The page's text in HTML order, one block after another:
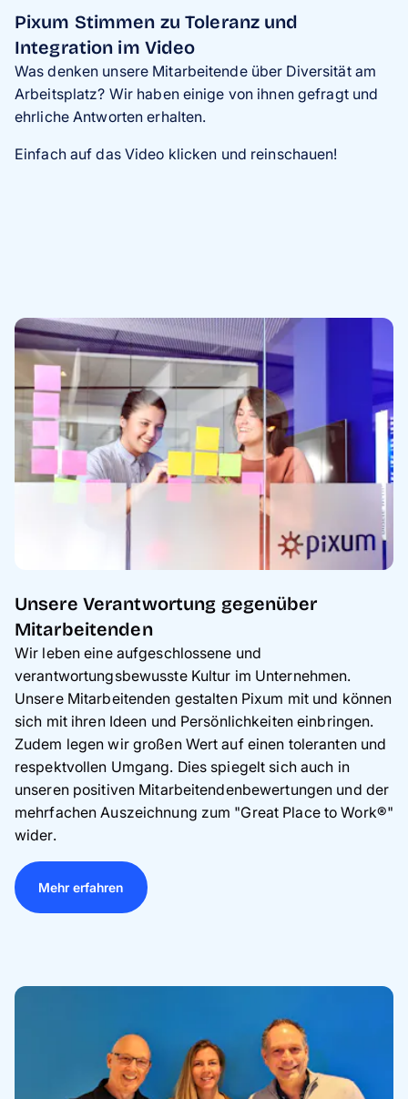
Pixum Stimmen zu Toleranz und
Integration im Video
Was denken unsere Mitarbeitende über Diversität am
Arbeitsplatz? Wir haben einige von ihnen gefragt und
ehrliche Antworten erhalten.
Einfach auf das Video klicken und reinschauen!
Unsere Verantwortung gegenüber
Mitarbeitenden
Wir leben eine aufgeschlossene und
verantwortungsbewusste Kultur im Unternehmen.
Unsere Mitarbeitenden gestalten Pixum mit und können
sich mit ihren Ideen und Persönlichkeiten einbringen.
Zudem legen wir großen Wert auf einen toleranten und
respektvollen Umgang. Dies spiegelt sich auch in
unseren positiven Mitarbeitendenbewertungen und der
mehrfachen Auszeichnung zum "Great Place to Work®"
wider.
Mehr erfahren